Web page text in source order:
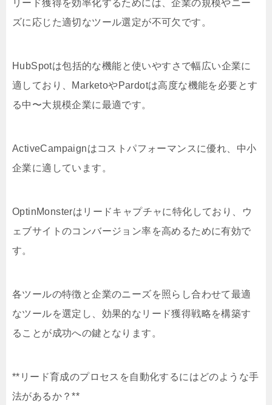
リード獲得を効率化するためには、企業の規模やニー
ズに応じた適切なツール選定が不可欠です。
HubSpotは包括的な機能と使いやすさで幅広い企業に
適しており、MarketoやPardotは高度な機能を必要とす
る中〜大規模企業に最適です。
ActiveCampaignはコストパフォーマンスに優れ、中小
企業に適しています。
OptinMonsterはリードキャプチャに特化しており、ウ
ェブサイトのコンバージョン率を高めるために有効で
す。
各ツールの特徴と企業のニーズを照らし合わせて最適
なツールを選定し、効果的なリード獲得戦略を構築す
ることが成功への鍵となります。
**リード育成のプロセスを自動化するにはどのような手
法があるか？**